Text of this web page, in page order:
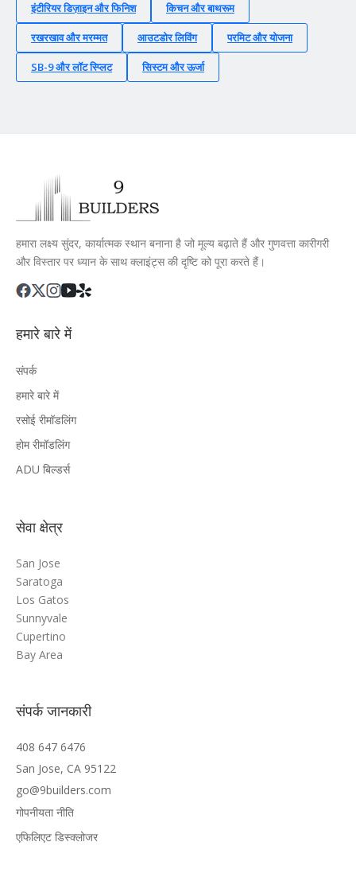
इंटीरियर डिज़ाइन और फिनिश किचन और बाथरूम
रखरखाव और मरम्मत आउटडोर लिविंग परमिट और योजना
SB-9 और लॉट स्प्लिट सिस्टम और ऊर्जा
हमारा लक्ष्य सुंदर, कार्यात्मक स्थान बनाना है जो मूल्य बढ़ाते हैं और गुणवत्ता कारीगरी
और विस्तार पर ध्यान के साथ क्लाइंट्स की दृष्टि को पूरा करते हैं।
हमारे बारे में
संपर्क
हमारे बारे में
रसोई रीमॉडलिंग
होम रीमॉडलिंग
ADU बिल्डर्स
सेवा क्षेत्र
San Jose
Saratoga
Los Gatos
Sunnyvale
Cupertino
Bay Area
संपर्क जानकारी
408 647 6476
San Jose, CA 95122
go@9builders.com
गोपनीयता नीति
एफिलिएट डिस्क्लोजर